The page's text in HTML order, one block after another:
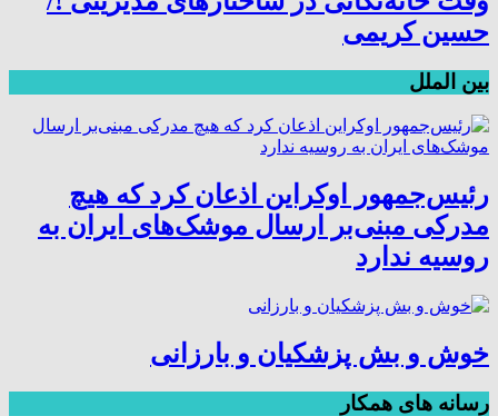
حسین کریمی
بین الملل
رئیس‌جمهور اوکراین اذعان کرد که هیچ
مدرکی مبنی‌بر ارسال موشک‌های ایران به
روسیه ندارد
خوش و بش پزشکیان و بارزانی
رسانه های همکار